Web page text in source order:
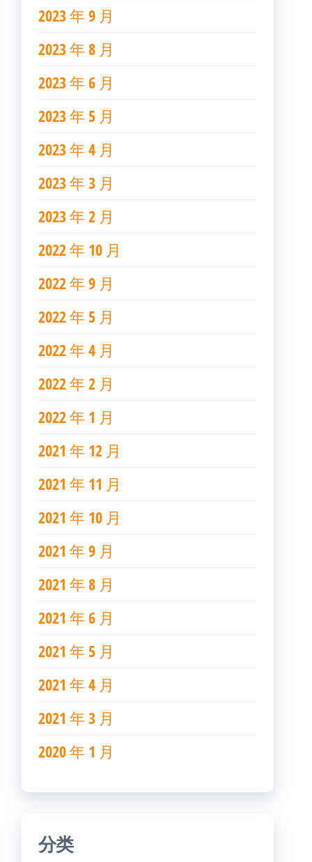
2023 年 9 月
2023 年 8 月
2023 年 6 月
2023 年 5 月
2023 年 4 月
2023 年 3 月
2023 年 2 月
2022 年 10 月
2022 年 9 月
2022 年 5 月
2022 年 4 月
2022 年 2 月
2022 年 1 月
2021 年 12 月
2021 年 11 月
2021 年 10 月
2021 年 9 月
2021 年 8 月
2021 年 6 月
2021 年 5 月
2021 年 4 月
2021 年 3 月
2020 年 1 月
分类